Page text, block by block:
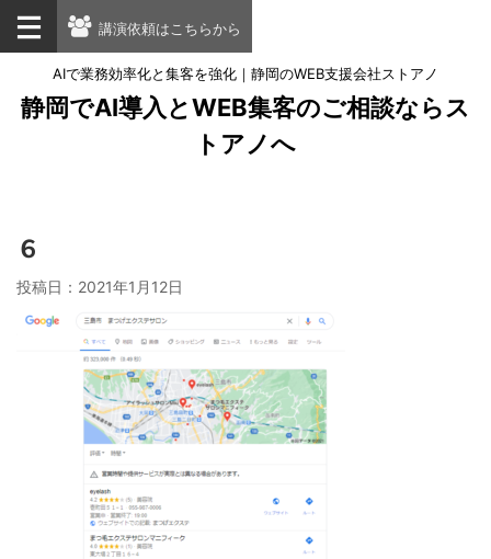
講演依頼はこちらから
AIで業務効率化と集客を強化｜静岡のWEB支援会社ストアノ
静岡でAI導入とWEB集客のご相談ならス
トアノへ
６
投稿日： 2021年1月12日